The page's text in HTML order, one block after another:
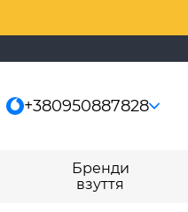
+380950887828
Бренди
взуття